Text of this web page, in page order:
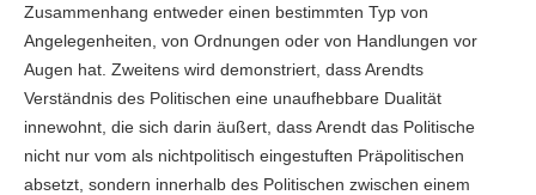
Zusammenhang entweder einen bestimmten Typ von
Angelegenheiten, von Ordnungen oder von Handlungen vor
Augen hat. Zweitens wird demonstriert, dass Arendts
Verständnis des Politischen eine unaufhebbare Dualität
innewohnt, die sich darin äußert, dass Arendt das Politische
nicht nur vom als nichtpolitisch eingestuften Präpolitischen
absetzt, sondern innerhalb des Politischen zwischen einem